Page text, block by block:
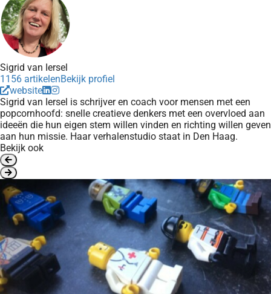
Sigrid van Iersel
1156 artikelenBekijk profiel
website
Sigrid van Iersel is schrijver en coach voor mensen met een
popcornhoofd: snelle creatieve denkers met een overvloed aan
ideeën die hun eigen stem willen vinden en richting willen geven
aan hun missie. Haar verhalenstudio staat in Den Haag.
Bekijk ook